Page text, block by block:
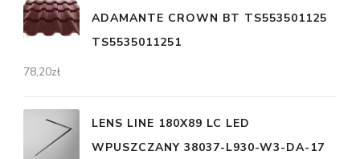
ADAMANTE CROWN BT TS553501125
TS5535011251
78,20zł
LENS LINE 180X89 LC LED
WPUSZCZANY 38037-L930-W3-DA-17